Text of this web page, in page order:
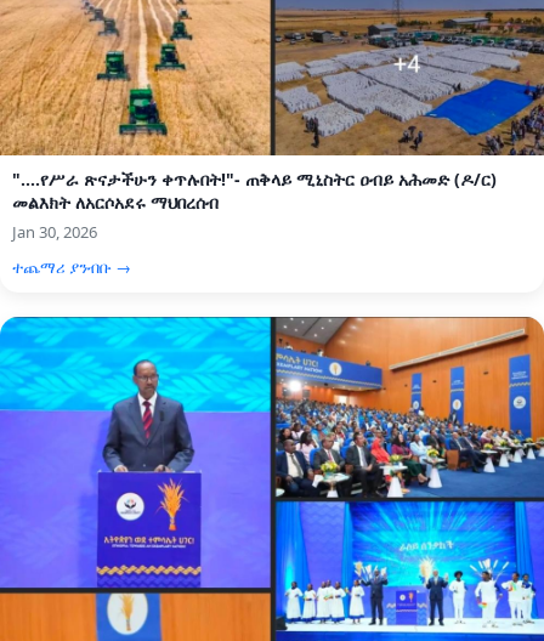
"....የሥራ ጽናታችሁን ቀጥሉበት!"- ጠቅላይ ሚኒስትር ዐብይ አሕመድ (ዶ/ር)
መልእክት ለአርሶአደሩ ማህበረሰብ
Jan 30, 2026
ተጨማሪ ያንብቡ →